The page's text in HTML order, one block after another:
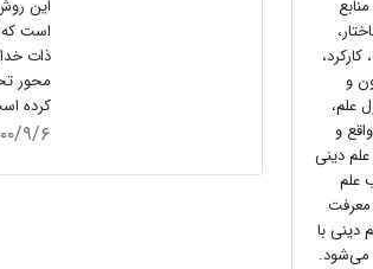
و
علم،
و
دینی
علم
معرفت
دینی با
می‌شود.
این
است که
ذات
محور
کرده
۱۴۰۰/